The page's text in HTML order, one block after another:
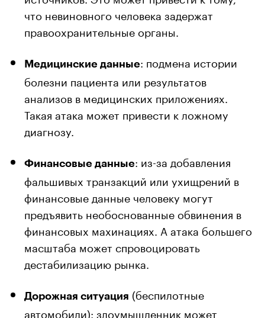
что невиновного человека задержат
правоохранительные органы.
Медицинские данные: подмена истории
болезни пациента или результатов
анализов в медицинских приложениях.
Такая атака может привести к ложному
диагнозу.
Финансовые данные: из-за добавления
фальшивых транзакций или ухищрений в
финансовые данные человеку могут
предъявить необоснованные обвинения в
финансовых махинациях. А атака большего
масштаба может спровоцировать
дестабилизацию рынка.
Дорожная ситуация (беспилотные
автомобили): злоумышленник может